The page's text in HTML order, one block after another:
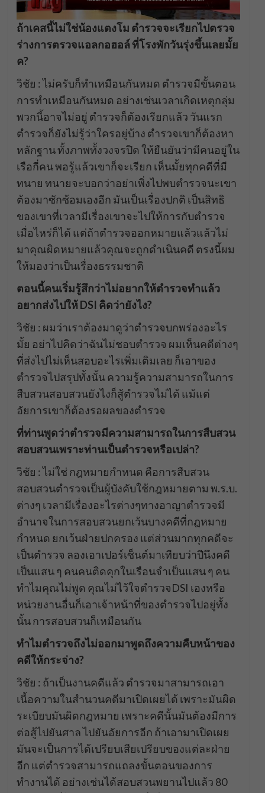
ถ้าเคสนี้ไม่ใช่น้องแตงโม ตำรวจจะเรียกไปตรวจ
ร่างการตรวจแอลกอฮอล์ ที่โรงพักวันรุ่งขึ้นเลยมั้ย
ค?
วิชัย : ไม่ครับก็ทำเหมือนกันหมด ตำรวจมีขั้นตอน
การทำเหมือนกันหมด อย่างเช่นเวลาเกิดเหตุกลุ่ม
พวกนี้อาจไม่อยู่ ตำรวจก็ต้องเรียกแล้ว วันแรก
ตำรวจก็ยังไม่รู้ว่าใครอยู่บ้าง ตำรวจเขาก็ต้องหา
หลักฐาน ทั้งภาพทั้งวงจรปิด ให้ยืนยันว่ามีคนอยู่ใน
เรือกี่คน พอรู้แล้วเขาก็จะเรียก เห็นมั้ยทุกคดีที่มี
ทนาย ทนายจะบอกว่าอย่าเพิ่งไปพบตำรวจนะเขา
ต้องมาซักซ้อมเองอีก มันเป็นเรื่องปกติ เป็นสิทธิ
ของเขาที่เวลามีเรื่องเขาจะไปให้การกับตำรวจ
เมื่อไหร่ก็ได้ แต่ถ้าตำรวจออกหมายแล้วแล้วไม่
มาคุณผิดหมายแล้วคุณจะถูกดำเนินคดี ตรงนี้ผม
ให้มองว่าเป็นเรื่องธรรมชาติ
ตอนนี้คนเริ่มรู้สึกว่าไม่อยากให้ตำรวจทำแล้ว
อยากส่งไปให้ DSI คิดว่ายังไง?
วิชัย : ผมว่าเราต้องมาดูว่าตำรวจบกพร่องอะไร
มั้ย อย่าไปคิดว่าฉันไม่ชอบตำรวจ ผมเห็นคดีต่างๆ
ที่ส่งไปไม่เห็นสอบอะไรเพิ่มเติมเลย ก็เอาของ
ตำรวจไปสรุปทั้งนั้น ความรู้ความสามารถในการ
สืบสวนสอบสวนยังไงก็สู้ตำรวจไม่ได้ แม้แต่
อัยการเขาก็ต้องรอผลของตำรวจ
ที่ท่านพูดว่าตำรวจมีความสามารถในการสืบสวน
สอบสวนเพราะท่านเป็นตำรวจหรือเปล่า?
วิชัย : ไม่ใช่ กฎหมายกำหนด คือการสืบสวน
สอบสวนตำรวจเป็นผู้บังคับใช้กฎหมายตาม พ.ร.บ.
ต่างๆ เวลามีเรื่องอะไรต่างๆทางอาญาตำรวจมี
อำนาจในการสอบสวนยกเว้นบางคดีที่กฎหมาย
กำหนด ยกเว้นฝ่ายปกครอง แต่ส่วนมากทุกคดีจะ
เป็นตำรวจ ลองเอาเปอร์เซ็นต์มาเทียบว่าปีนึงคดี
เป็นแสน ๆ คนคนติดคุกในเรือนจำเป็นแสน ๆ คน
ทำไมคุณไม่พูด คุณไม่ไว้ใจตำรวจDSI เองหรือ
หน่วยงานอื่นก็เอาเจ้าหน้าที่ของตำรวจไปอยู่ทั้ง
นั้น การสอบสวนก็เหมือนกัน
ทำไมตำรวจถึงไม่ออกมาพูดถึงความคืบหน้าของ
คดีให้กระจ่าง?
วิชัย : ถ้าเป็นงานคดีแล้ว ตำรวจมาสามารถเอา
เนื้อความในสำนวนคดีมาเปิดเผยได้ เพราะมันผิด
ระเบียบมันผิดกฎหมาย เพราะคดีนั้นมันต้องมีการ
ต่อสู้ไปยันศาล ไปยันอัยการอีก ถ้าเอามาเปิดเผย
มันจะเป็นการได้เปรียบเสียเปรียบของแต่ละฝ่าย
อีก แต่ตำรวจสามารถแถลงขั้นตอนของการ
ทำงานได้ อย่างเช่นได้สอบสวนพยานไปแล้ว 80